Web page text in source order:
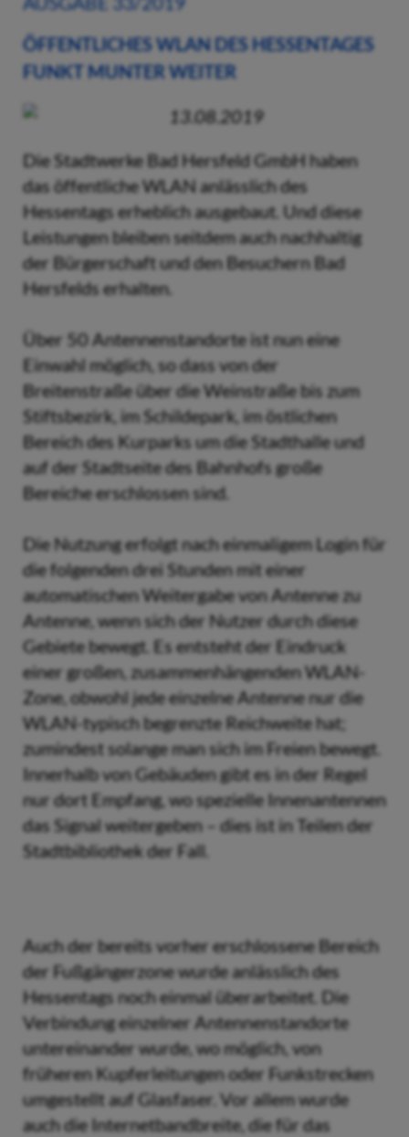
ÖFFENTLICHES WLAN DES HESSENTAGES
FUNKT MUNTER WEITER
13.08.2019
Die Stadtwerke Bad Hersfeld GmbH haben
das öffentliche WLAN anlässlich des
Hessentags erheblich ausgebaut. Und diese
Leistungen bleiben seitdem auch nachhaltig
der Bürgerschaft und den Besuchern Bad
Hersfelds erhalten.
Über 50 Antennenstandorte ist nun eine
Einwahl möglich, so dass von der
Breitenstraße über die Weinstraße bis zum
Stiftsbezirk, im Schildepark, im östlichen
Bereich des Kurparks um die Stadthalle und
auf der Stadtseite des Bahnhofs große
Bereiche erschlossen sind.
Die Nutzung erfolgt nach einmaligem Login für
die folgenden drei Stunden mit einer
automatischen Weitergabe von Antenne zu
Antenne, wenn sich der Nutzer durch diese
Gebiete bewegt. Es entsteht der Eindruck
einer großen, zusammenhängenden WLAN-
Zone, obwohl jede einzelne Antenne nur die
WLAN-typisch begrenzte Reichweite hat;
zumindest solange man sich im Freien bewegt.
Innerhalb von Gebäuden gibt es in der Regel
nur dort Empfang, wo spezielle Innenantennen
das Signal weitergeben – dies ist in Teilen der
Stadtbibliothek der Fall.
Auch der bereits vorher erschlossene Bereich
der Fußgängerzone wurde anlässlich des
Hessentags noch einmal überarbeitet. Die
Verbindung einzelner Antennenstandorte
untereinander wurde, wo möglich, von
früheren Kupferleitungen oder Funkstrecken
umgestellt auf Glasfaser. Vor allem wurde
auch die Internetbandbreite, die für das